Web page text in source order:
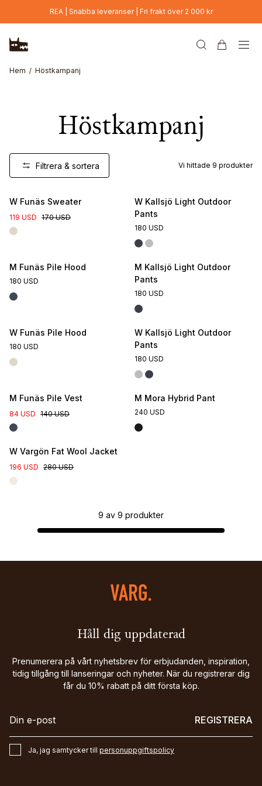
Hoppa till huvudinnehållREA | Snabba leveranser | Fri frakt över 2 000 kr
Hem Höstkampanj
Höstkampanj
Filtrera & sortera Vi hittade 9 produkter
W Funäs Sweater
119 USD 170 USD
W Kallsjö Light Outdoor
Pants
180 USD
M Funäs Pile Hood
180 USD
M Kallsjö Light Outdoor
Pants
180 USD
W Funäs Pile Hood
180 USD
W Kallsjö Light Outdoor
Pants
180 USD
M Funäs Pile Vest
84 USD 140 USD
M Mora Hybrid Pant
240 USD
W Vargön Fat Wool Jacket
196 USD 280 USD
9 av 9 produkter
Håll dig uppdaterad
Prenumerera på vårt nyhetsbrev för erbjudanden, inspiration,
tidig tillgång till lanseringar och nyheter. När du registrerar dig
får du 10% rabatt på ditt första köp.
REGISTRERA
Ja, jag samtycker till personuppgiftspolicy